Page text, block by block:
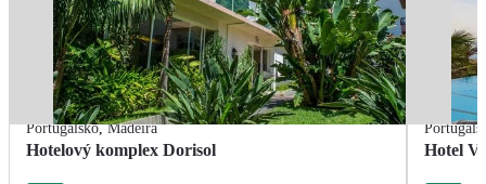
Portugalsko,Madeira
Hotelový komplex Dorisol Hotel